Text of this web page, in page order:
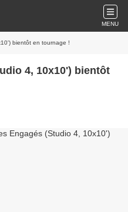
MENU
bientôt en tournage !
4, 10x10') bientôt